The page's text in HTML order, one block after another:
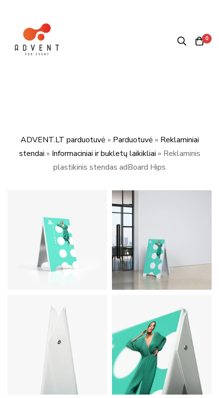
0
ADVENT.LT parduotuvė » Parduotuvė » Reklaminiai
stendai » Informaciniai ir bukletų laikikliai » Reklaminis
plastikinis stendas adBoard Hips